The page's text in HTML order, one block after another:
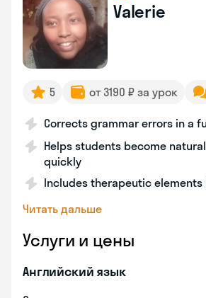
Valerie
5 от 3190 ₽ за урок
Corrects grammar errors in a
Helps students become
quickly
Includes therapeutic elements
Читать дальше
Услуги и цены
Английский язык